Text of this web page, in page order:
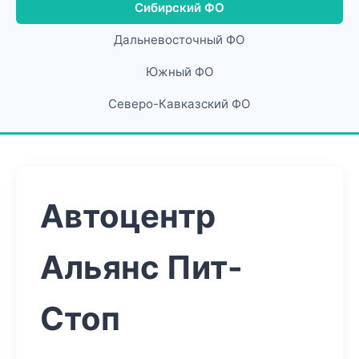
Сибирский ФО
Дальневосточный ФО
Южный ФО
Северо-Кавказский ФО
Автоцентр
Альянс Пит-
Стоп